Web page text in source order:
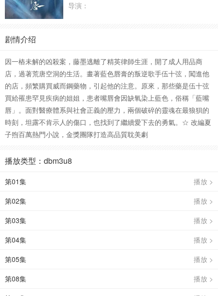
导演：
剧情介绍
因一樁未解的凶殺案，藤墨逃離了精英律師生涯，開了成人用品商
店，過著荒唐空洞的生活。畫著藍色唇膏的叛逆歌手伍十弦，闖進他
的店，頻繁購買威而鋼藥物，引起他的注意。原來，那些藥是伍十弦
買給罹患罕見疾病的姐姐，患者嘴唇會因缺氧染上藍色，俗稱「藍嘴
唇」。面對醫療體系與社會正義的壓力，兩個破碎的靈魂在最狼狽的
時刻，坦露不肯示人的傷口，也找到了繼續愛下去的勇氣。☆ 改編夏
子煦百萬熱門小說，金獎團隊打造高品質耽美劇
播放类型：dbm3u8
播放 >
第01集
播放 >
第02集
播放 >
第03集
播放 >
第04集
播放 >
第05集
播放 >
第08集